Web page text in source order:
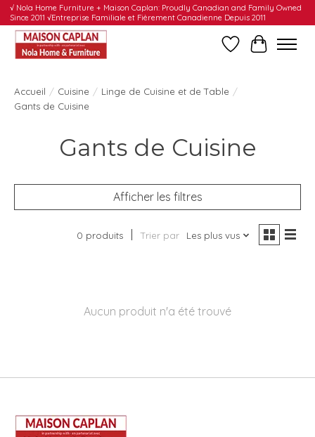
√ Nola Home Furniture + Maison Caplan: Proudly Canadian and Family Owned
Since 2011 √Entreprise Familiale et Fièrement Canadienne Depuis 2011
Liste dePanier
Accueil / Cuisine / Linge de Cuisine et de Table /
Gants de Cuisine
Gants de Cuisine
Afficher les filtres
0 produits Trier par Les plus vus
Aucun produit n'a été trouvé